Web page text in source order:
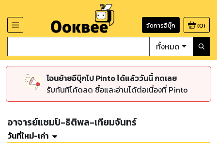
จัดการอีบุ๊ก (0)
ทั้งหมด
โอนย้ายอีบุ๊กไป Pinto ได้แล้ววันนี้ กดเลย
รับทันทีโค้ดลด ซื้อและอ่านได้ต่อเนื่องที่ Pinto
อาจารย์แชมป์-ธิติพล-เทียมจันทร์
วันที่ใหม่-เก่า